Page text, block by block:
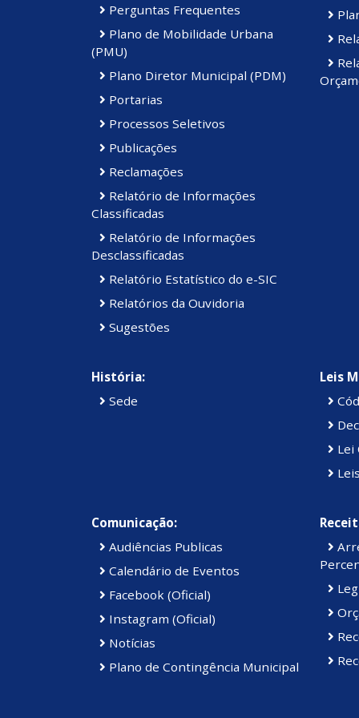
Perguntas Frequentes
Plano de Mobilidade Urbana
(PMU)
Plano Diretor Municipal (PDM)
Portarias
Processos Seletivos
Publicações
Reclamações
Relatório de Informações
Classificadas
Relatório de Informações
Desclassificadas
Relatório Estatístico do e-SIC
Relatórios da Ouvidoria
Sugestões
História:
Sede
Leis
Lei
Leis
Comunicação:
Audiências Publicas
Calendário de Eventos
Facebook (Oficial)
Instagram (Oficial)
Notícias
Plano de Contingência Municipal